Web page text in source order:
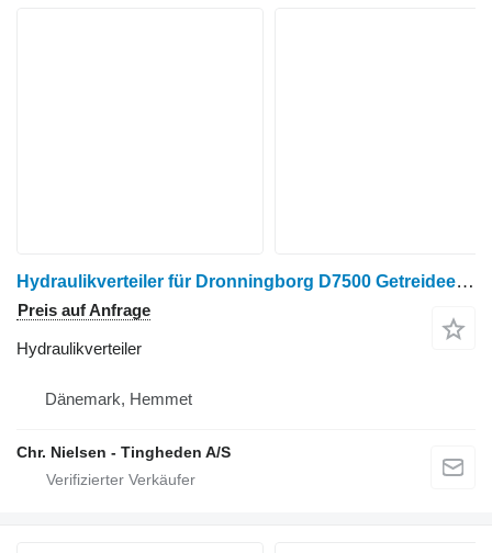
Hydraulikverteiler für Dronningborg D7500 Getreideernter
Preis auf Anfrage
Hydraulikverteiler
Dänemark, Hemmet
Chr. Nielsen - Tingheden A/S